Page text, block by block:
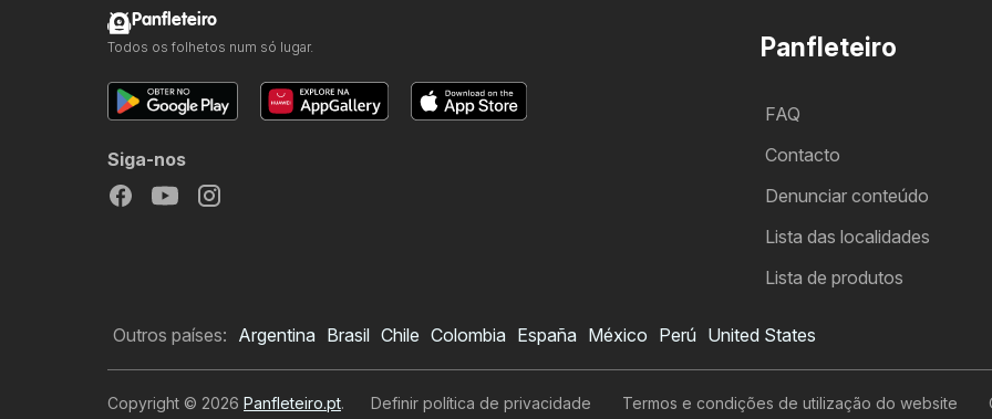
Panfleteiro
FAQ
Contacto
Denunciar conteúdo
Lista das localidades
Lista de produtos
Panfleteiro
Todos os folhetos num só lugar.
Siga-nos
Outros países: Argentina Brasil Chile Colombia España México Perú United States
Copyright © 2026 Panfleteiro.pt. Definir política de privacidade Termos e condições de utilização do website